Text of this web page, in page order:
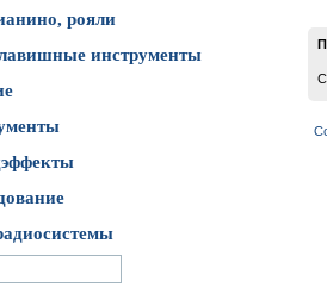
рояли
инструменты